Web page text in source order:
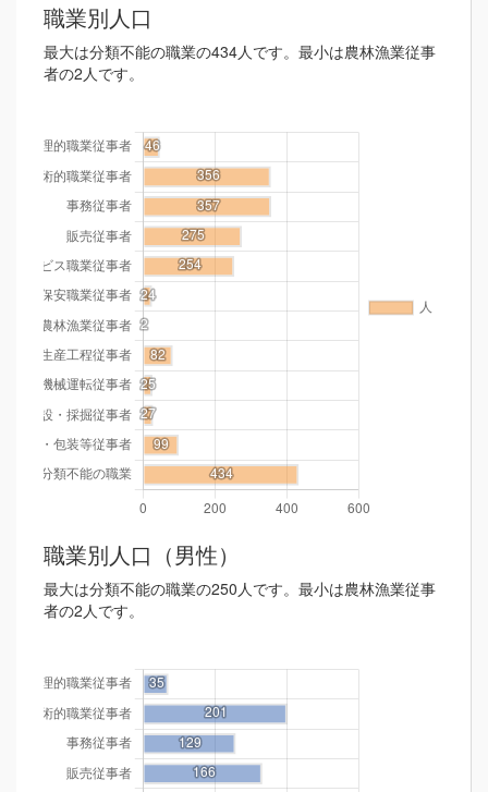
職業別人口
最大は分類不能の職業の434人です。最小は農林漁業従事
者の2人です。
職業別人口（男性）
最大は分類不能の職業の250人です。最小は農林漁業従事
者の2人です。